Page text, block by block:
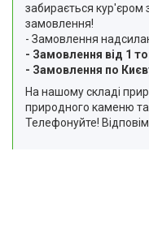
забирається кур'єром
замовлення!
- Замовлення
- Замовлення від 1
- Замовлення по
На нашому складі
природного каменю
Телефонуйте!